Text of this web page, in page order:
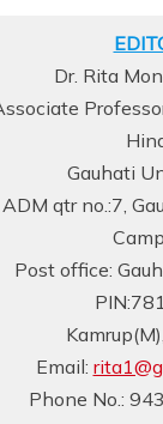
Dr. Rita
Gauhati
ADM qtr no.:7,
Post office:
Email:
Phone No.: